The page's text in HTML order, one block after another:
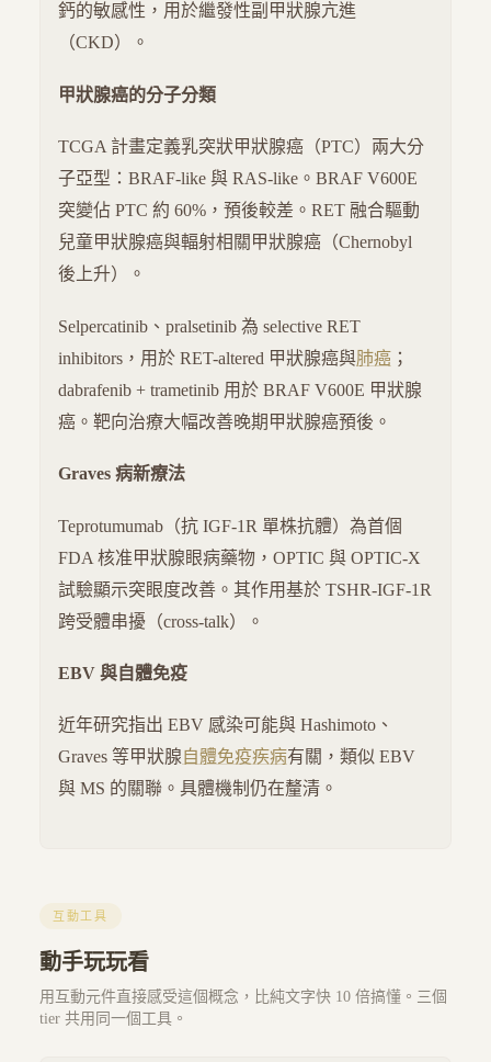
鈣的敏感性，用於繼發性副甲狀腺亢進
（CKD）。
甲狀腺癌的分子分類
TCGA 計畫定義乳突狀甲狀腺癌（PTC）兩大分
子亞型：BRAF-like 與 RAS-like。BRAF V600E
突變佔 PTC 約 60%，預後較差。RET 融合驅動
兒童甲狀腺癌與輻射相關甲狀腺癌（Chernobyl
後上升）。
Selpercatinib、pralsetinib 為 selective RET
inhibitors，用於 RET-altered 甲狀腺癌與肺癌 ；
dabrafenib + trametinib 用於 BRAF V600E 甲狀腺
癌。靶向治療大幅改善晚期甲狀腺癌預後。
Graves 病新療法
Teprotumumab（抗 IGF-1R 單株抗體）為首個
FDA 核准甲狀腺眼病藥物，OPTIC 與 OPTIC-X
試驗顯示突眼度改善。其作用基於 TSHR-IGF-1R
跨受體串擾（cross-talk）。
EBV 與自體免疫
近年研究指出 EBV 感染可能與 Hashimoto、
Graves 等甲狀腺自體免疫疾病有關，類似 EBV
與 MS 的關聯。具體機制仍在釐清。
互動工具
動手玩玩看
用互動元件直接感受這個概念，比純文字快 10 倍搞懂。三個
tier 共用同一個工具。